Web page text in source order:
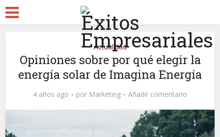
Actualidad
Opiniones sobre por qué elegir la
energía solar de Imagina Energía
4 años ago por Marketing Añadir comentario